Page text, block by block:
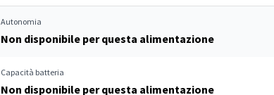
Autonomia
Non disponibile per questa alimentazione
Capacità batteria
Non disponibile per questa alimentazione